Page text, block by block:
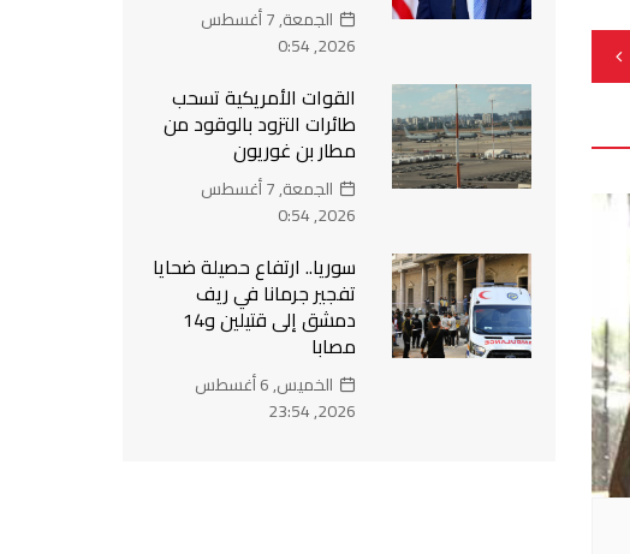
الجمعة, 7 أغسطس
2026, 0:54
القوات الأمريكية تسحب
طائرات التزود بالوقود من
مطار بن غوريون
الجمعة, 7 أغسطس
2026, 0:54
سوريا.. ارتفاع حصيلة ضحايا
تفجير جرمانا في ريف
دمشق إلى قتيلين و14
مصابا
الخميس, 6 أغسطس
2026, 23:54